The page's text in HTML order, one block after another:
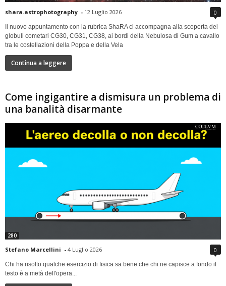
shara.astrophotography - 12 Luglio 2026 0
Il nuovo appuntamento con la rubrica ShaRA ci accompagna alla scoperta dei
globuli cometari CG30, CG31, CG38, ai bordi della Nebulosa di Gum a cavallo
tra le costellazioni della Poppa e della Vela
Continua a leggere
Come ingigantire a dismisura un problema di
una banalità disarmante
280
Stefano Marcellini - 4 Luglio 2026 0
Chi ha risolto qualche esercizio di fisica sa bene che chi ne capisce a fondo il
testo è a metà dell'opera...